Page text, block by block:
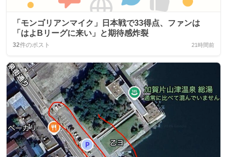
「モンゴリアンマイク」日本戦で33得点、ファンは
「はよBリーグに来い」と期待感炸裂
32件のポスト 21時間前